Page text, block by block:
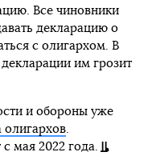
Все чиновники
декларацию о
с олигархом. В
им грозит
и обороны уже
олигархов.
мая 2022 года.